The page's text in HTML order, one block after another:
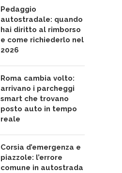
Pedaggio
autostradale: quando
hai diritto al rimborso
e come richiederlo nel
2026
Roma cambia volto:
arrivano i parcheggi
smart che trovano
posto auto in tempo
reale
Corsia d’emergenza e
piazzole: l’errore
comune in autostrada